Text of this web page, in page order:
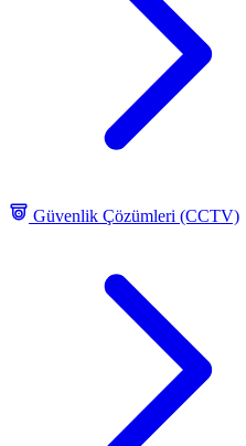
Güvenlik Çözümleri (CCTV)